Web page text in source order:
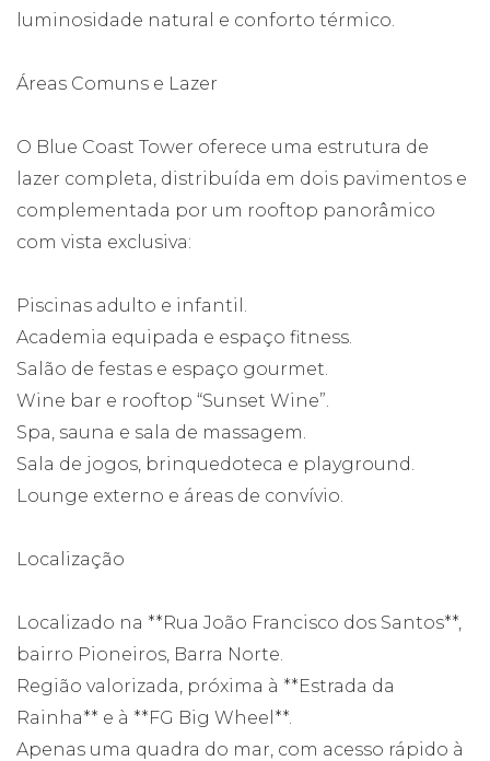
luminosidade natural e conforto térmico.
Áreas Comuns e Lazer
O Blue Coast Tower oferece uma estrutura de
lazer completa, distribuída em dois pavimentos e
complementada por um rooftop panorâmico
com vista exclusiva:
Piscinas adulto e infantil.
Academia equipada e espaço fitness.
Salão de festas e espaço gourmet.
Wine bar e rooftop “Sunset Wine”.
Spa, sauna e sala de massagem.
Sala de jogos, brinquedoteca e playground.
Lounge externo e áreas de convívio.
Localização
Localizado na **Rua João Francisco dos Santos**,
bairro Pioneiros, Barra Norte.
Região valorizada, próxima à **Estrada da
Rainha** e à **FG Big Wheel**.
Apenas uma quadra do mar, com acesso rápido à